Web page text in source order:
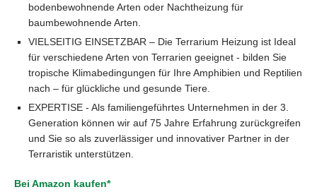
bodenbewohnende Arten oder Nachtheizung für
baumbewohnende Arten.
VIELSEITIG EINSETZBAR – Die Terrarium Heizung ist Ideal
für verschiedene Arten von Terrarien geeignet - bilden Sie
tropische Klimabedingungen für Ihre Amphibien und Reptilien
nach – für glückliche und gesunde Tiere.
EXPERTISE - Als familiengeführtes Unternehmen in der 3.
Generation können wir auf 75 Jahre Erfahrung zurückgreifen
und Sie so als zuverlässiger und innovativer Partner in der
Terraristik unterstützen.
Bei Amazon kaufen*